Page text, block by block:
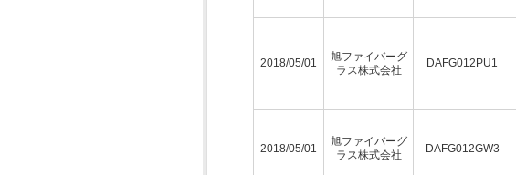
2018/05/01
旭ファイバーグ
ラス株式会社
DAFG012PU1
2018/05/01
旭ファイバーグ
ラス株式会社
DAFG012GW3